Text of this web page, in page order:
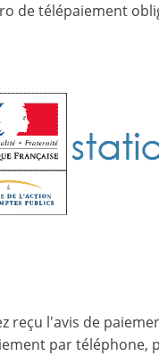
de télépaiement
reçu l'avis de
par téléphone,